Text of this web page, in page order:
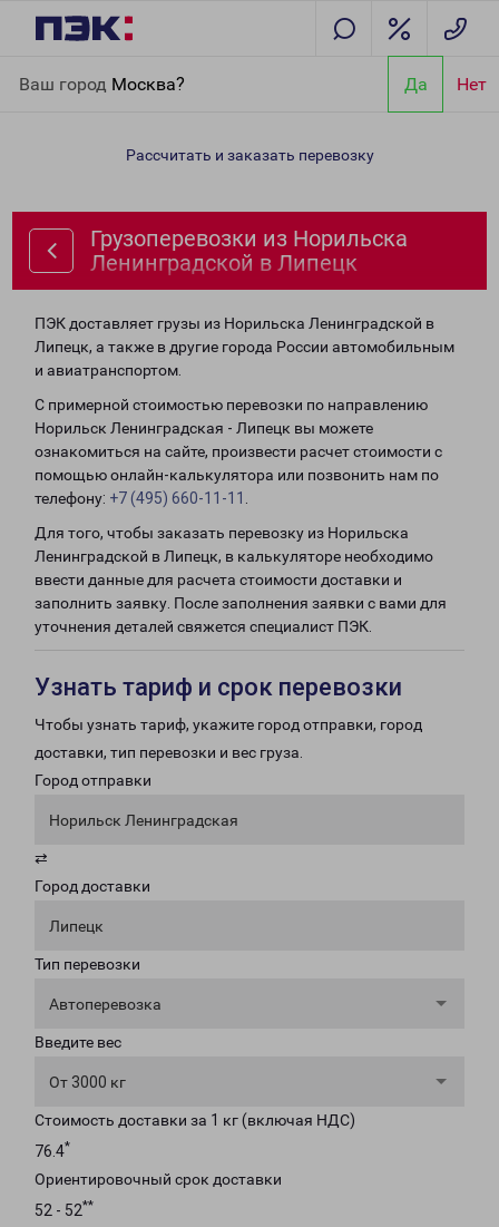
Ваш город Москва? Да Нет
Ленинградской в Липецк
Рассчитать и заказать перевозку
Грузоперевозки из Норильска
Ленинградской в Липецк
ПЭК доставляет грузы из Норильска Ленинградской в
Липецк, а также в другие города России автомобильным
и авиатранспортом.
С примерной стоимостью перевозки по направлению
Норильск Ленинградская - Липецк вы можете
ознакомиться на сайте, произвести расчет стоимости с
помощью онлайн-калькулятора или позвонить нам по
телефону: +7 (495) 660-11-11
Для того, чтобы заказать перевозку из Норильска
Ленинградской в Липецк, в калькуляторе необходимо
ввести данные для расчета стоимости доставки и
заполнить заявку. После заполнения заявки с вами для
уточнения деталей свяжется специалист ПЭК.
Узнать тариф и срок перевозки
Чтобы узнать тариф, укажите город отправки, город
доставки, тип перевозки и вес груза.
Город отправки
Норильск Ленинградская
⇄
Город доставки
Липецк
Тип перевозки
Автоперевозка
Введите вес
От 3000 кг
Стоимость доставки за 1 кг (включая НДС)
76.4*
Ориентировочный срок доставки
52 - 52**